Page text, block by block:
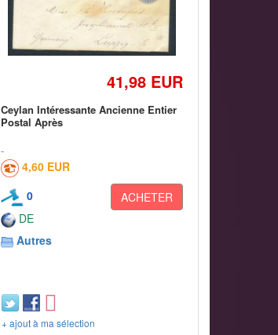
41,98 EUR
Ceylan Intéressante Ancienne Entier
Postal Après
4,60 EUR
0
ACHETER
DE
Autres
+ ajout à ma sélection